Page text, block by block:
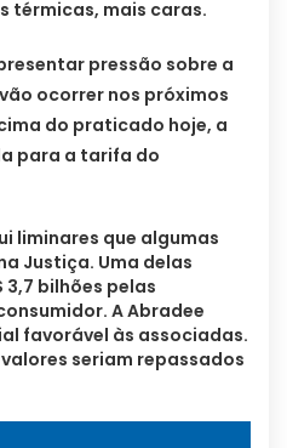
térmicas, mais caras.
pressão sobre a
ocorrer nos próximos
do praticado hoje, a
para a tarifa do
liminares que algumas
Justiça. Uma delas
bilhões pelas
A Abradee
favorável às associadas.
seriam repassados